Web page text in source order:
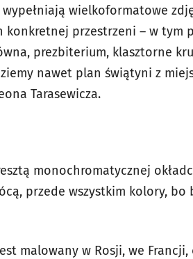
wielkoformatowe
przestrzeni – w tym
prezbiterium, klasztorne
nawet plan świątyni z
Tarasewicza.
monochromatycznej
przede wszystkim kolory,
malowany w Rosji, we